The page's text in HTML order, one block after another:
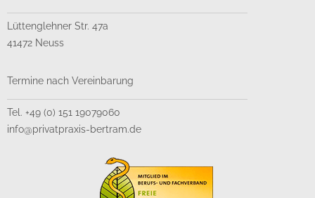
Lüttenglehner Str. 47a
41472 Neuss
Termine nach Vereinbarung
Tel. +49 (0) 151 19079060
info@privatpraxis-bertram.de